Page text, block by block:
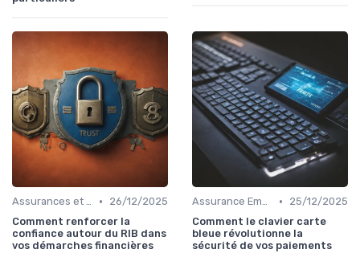
Assurances et Protections Financières •
26/12/2025
Comment renforcer la
confiance autour du RIB dans
vos démarches financières
Assurance Emprunteur •
25/12/2025
Comment le clavier carte
bleue révolutionne la
sécurité de vos paiements